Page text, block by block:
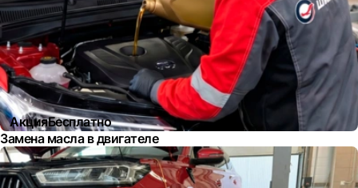
АкцияБесплатно
Замена масла в двигателе